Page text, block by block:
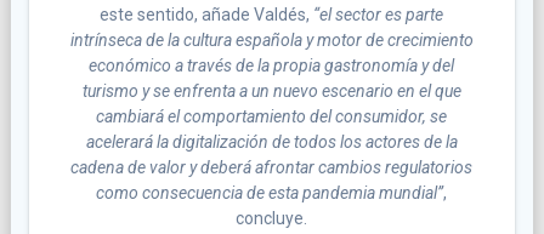
este sentido, añade Valdés, “el sector es parte
intrínseca de la cultura española y motor de crecimiento
económico a través de la propia gastronomía y del
turismo y se enfrenta a un nuevo escenario en el que
cambiará el comportamiento del consumidor, se
acelerará la digitalización de todos los actores de la
cadena de valor y deberá afrontar cambios regulatorios
como consecuencia de esta pandemia mundial”,
concluye.